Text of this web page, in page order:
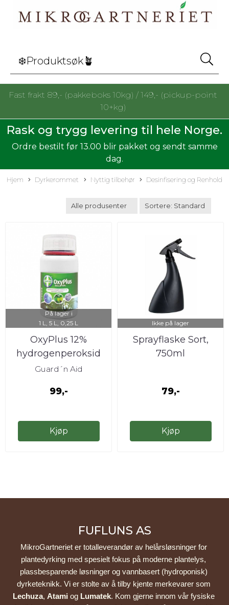
Fast frakt 89,- (pakkeboks 10kg) / 149,- (pickup-point
10+kg)
Rask og trygg levering til hele Norge.
Ordre bestilt før 13.00 blir pakket og sendt samme
dag.
Hjem Dyrkerommet Nyttig tilbehør Desinfisering og Renhold
På lager i
1 L, 5 L, 0,25 L
OxyPlus 12%
hydrogenperoksid
Guard´n Aid
99,-
Kjøp
Ikke på lager
Sprayflaske Sort,
750ml
79,-
Kjøp
FUFLUNS AS
MikroGartneriet er totalleverandør av helårsløsninger for
plantedyrking med spesielt fokus på moderne plantelys,
plassbesparende løsninger og vannbasert (hydroponisk)
Lechuza, Atami og Lumatek. Kom gjerne innom vår fysiske